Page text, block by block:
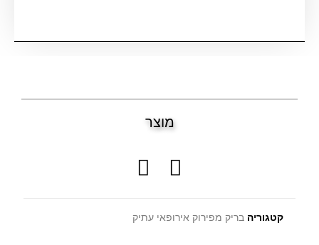
מוצר
קטגוריה בריק מפירוק אירופאי עתיק